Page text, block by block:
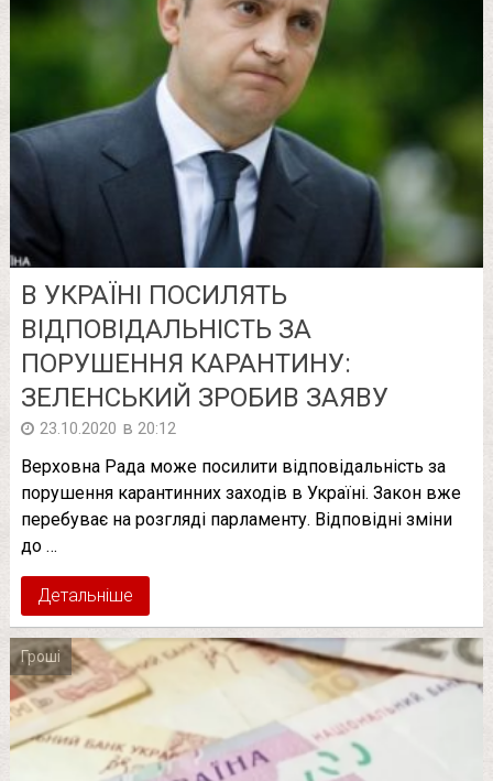
В УКРАЇНІ ПОСИЛЯТЬ
ВІДПОВІДАЛЬНІСТЬ ЗА
ПОРУШЕННЯ КАРАНТИНУ:
ЗЕЛЕНСЬКИЙ ЗРОБИВ ЗАЯВУ
23.10.2020 в 20:12
Верховна Рада може посилити відповідальність за
порушення карантинних заходів в Україні. Закон вже
перебуває на розгляді парламенту. Відповідні зміни
до …
Детальніше
Гроші